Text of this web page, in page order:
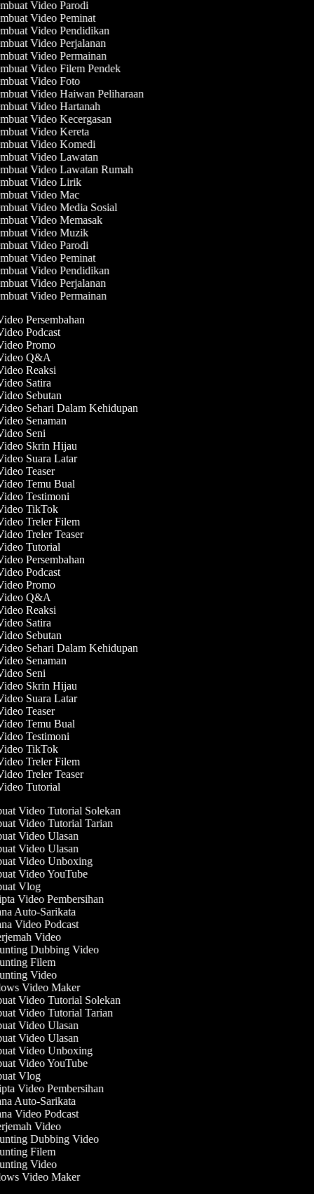
Video Parodi
Video Peminat
Video Pendidikan
Video Perjalanan
Video Permainan
Video Filem Pendek
Video Foto
Video Haiwan Peliharaan
Video Hartanah
Video Kecergasan
Video Kereta
Video Komedi
Video Lawatan
Video Lawatan Rumah
Video Lirik
Video Mac
Video Media Sosial
Video Memasak
Video Muzik
Video Parodi
Video Peminat
Video Pendidikan
Video Perjalanan
Video Permainan
Persembahan
Podcast
Promo
Q&A
Reaksi
Satira
Sebutan
Sehari Dalam Kehidupan
Senaman
Seni
Skrin Hijau
Suara Latar
Teaser
Temu Bual
Testimoni
TikTok
Treler Filem
Treler Teaser
Tutorial
Persembahan
Podcast
Promo
Q&A
Reaksi
Satira
Sebutan
Sehari Dalam Kehidupan
Senaman
Seni
Skrin Hijau
Suara Latar
Teaser
Temu Bual
Testimoni
TikTok
Treler Filem
Treler Teaser
Tutorial
Video Tutorial Solekan
Video Tutorial Tarian
Video Ulasan
Video Ulasan
Video Unboxing
Video YouTube
Vlog
Video Pembersihan
Auto-Sarikata
Video Podcast
Video
Dubbing Video
Filem
Video
Video Maker
Video Tutorial Solekan
Video Tutorial Tarian
Video Ulasan
Video Ulasan
Video Unboxing
Video YouTube
Vlog
Video Pembersihan
Auto-Sarikata
Video Podcast
Video
Dubbing Video
Filem
Video
Video Maker